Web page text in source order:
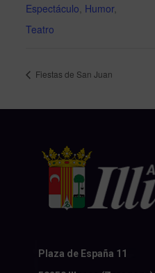
Espectáculo Humor,
Teatro
Fiestas de San Juan
Plaza de España 11